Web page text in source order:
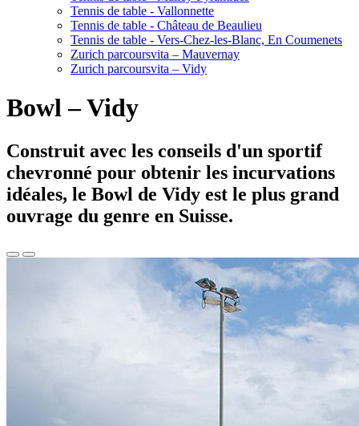
Tennis de table - Vallonnette
Tennis de table - Château de Beaulieu
Tennis de table - Vers-Chez-les-Blanc, En Coumenets
Zurich parcoursvita – Mauvernay
Zurich parcoursvita – Vidy
Bowl – Vidy
Construit avec les conseils d'un sportif
chevronné pour obtenir les incurvations
idéales, le Bowl de Vidy est le plus grand
ouvrage du genre en Suisse.